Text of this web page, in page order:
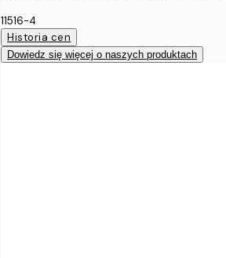
11516-4
Historia cen
Dowiedz się więcej o naszych produktach